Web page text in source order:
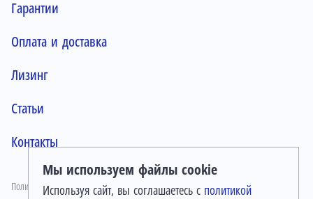
Гарантии
Оплата и доставка
Лизинг
Статьи
Контакты
Политика конфиденциальности
Мы используем файлы cookie
Используя сайт, вы соглашаетесь с политикой